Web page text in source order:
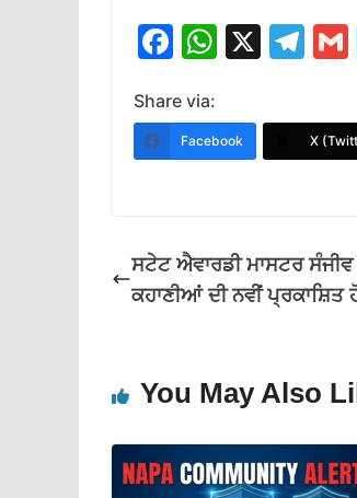
F
e
b
k
W
at
s
p
X T
e
gr l
Share via:
Facebook X
ਸਟੇਟ ਐਵਾਰਡੀ ਮਾਸਟਰ ਸੰਜੀਵ
ਕਹਾਣੀਆਂ ਦੀ ਨਵੀਂ
You May Also